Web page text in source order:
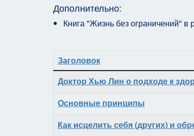
Дополнительно:
Книга "Жизнь без ограничений" в
Материалы
Заголовок
Доктор Хью Лин о подходе к
Основные принципы
Как исцелить себя (других) и